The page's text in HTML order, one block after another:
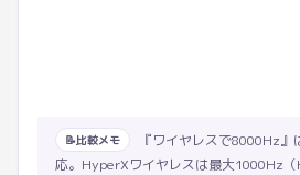
📝比較メモ
『ワイヤレスで8000Hz
応。HyperXワイヤレスは最大1000Hz